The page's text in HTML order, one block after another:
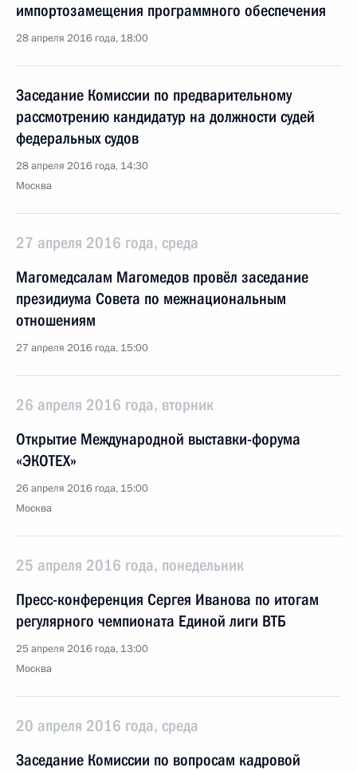
импортозамещения программного обеспечения
28 апреля 2016 года, 18:00
Заседание Комиссии по предварительному
рассмотрению кандидатур на должности судей
федеральных судов
28 апреля 2016 года, 14:30
Москва
27 апреля 2016 года, среда
Магомедсалам Магомедов провёл заседание
президиума Совета по межнациональным
отношениям
27 апреля 2016 года, 15:00
26 апреля 2016 года, вторник
Открытие Международной выставки-форума
«ЭКОТЕХ»
26 апреля 2016 года, 15:00
Москва
25 апреля 2016 года, понедельник
Пресс-конференция Сергея Иванова по итогам
регулярного чемпионата Единой лиги ВТБ
25 апреля 2016 года, 13:00
Москва
20 апреля 2016 года, среда
Заседание Комиссии по вопросам кадровой